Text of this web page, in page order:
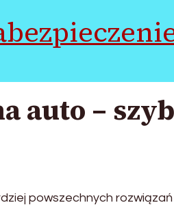
auto –
powszechnych